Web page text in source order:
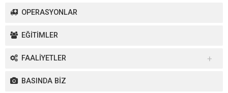
OPERASYONLAR
EĞİTİMLER
FAALİYETLER
Yurt İçi Faaliyetler
BASINDA BİZ